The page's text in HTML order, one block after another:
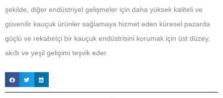
şekilde, diğer endüstriyel gelişmeler için daha yüksek kaliteli ve
güvenilir kauçuk ürünler sağlamaya hizmet eden küresel pazarda
güçlü ve rekabetçi bir kauçuk endüstrisini korumak için üst düzey,
akıllı ve yeşil gelişimi teşvik eder.